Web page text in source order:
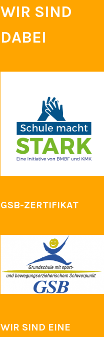
WIR SIND
DABEI
GSB-ZERTIFIKAT
WIR SIND EINE